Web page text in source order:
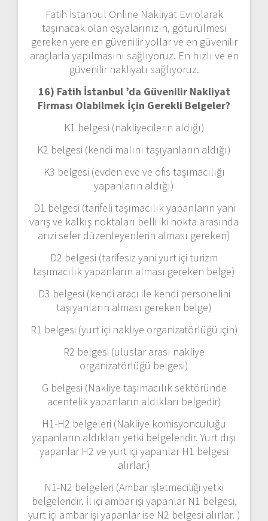
Fatih İstanbul Online Nakliyat Evi olarak
taşınacak olan eşyalarınızın, götürülmesi
gereken yere en güvenilir yollar ve en güvenilir
araçlarla yapılmasını sağlıyoruz. En hızlı ve en
güvenilir nakliyatı sağlıyoruz.
16) Fatih İstanbul ’da Güvenilir Nakliyat
Firması Olabilmek İçin Gerekli Belgeler?
K1 belgesi (nakliyecilerin aldığı)
K2 belgesi (kendi malını taşıyanların aldığı)
K3 belgesi (evden eve ve ofis taşımacılığı
yapanların aldığı)
D1 belgesi (tarifeli taşımacılık yapanların yani
varış ve kalkış noktaları belli iki nokta arasında
arızi sefer düzenleyenlerin alması gereken)
D2 belgesi (tarifesiz yani yurt içi turizm
taşımacılık yapanların alması gereken belge)
D3 belgesi (kendi aracı ile kendi personelini
taşıyanların alması gereken belge)
R1 belgesi (yurt içi nakliye organizatörlüğü için)
R2 belgesi (uluslar arası nakliye
organizatörlüğü belgesi)
G belgesi (Nakliye taşımacılık sektöründe
acentelik yapanların aldıkları belgedir)
H1-H2 belgeleri (Nakliye komisyonculuğu
yapanların aldıkları yetki belgeleridir. Yurt dışı
yapanlar H2 ve yurt içi yapanlar H1 belgesi
alırlar.)
N1-N2 belgeleri (Ambar işletmeciliği yetki
belgeleridir. İl içi ambar işi yapanlar N1 belgesi,
yurt içi ambar işi yapanlar ise N2 belgesi alırlar. )